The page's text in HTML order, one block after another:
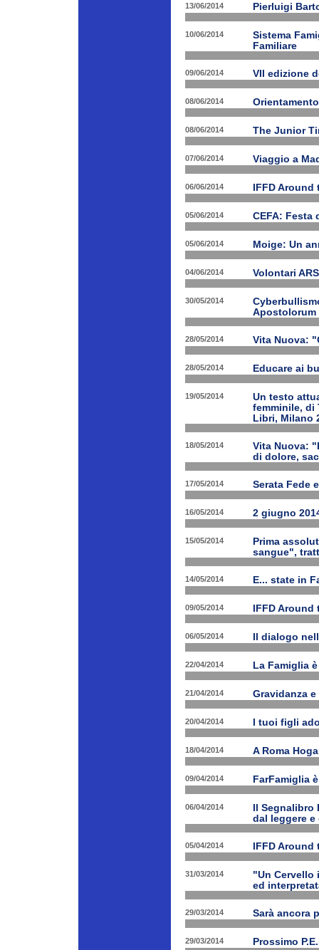
13/06/2014 Pierluigi
10/06/2014
Sistema
Familiare
09/06/2014 VII edizione
08/06/2014
08/06/2014 The Junior
07/06/2014 Viaggio a
06/06/2014 IFFD
05/06/2014 CEFA: Festa
05/06/2014 Moige: Un
04/06/2014 Volontari
30/05/2014
Apostolorum
28/05/2014 Vita Nuova:
28/05/2014 Educare ai
19/05/2014
Un testo
femminile, di
Libri, Milano
18/05/2014
Vita Nuova:
di dolore,
17/05/2014 Serata Fede
16/05/2014 2 giugno
15/05/2014
Prima
sangue",
14/05/2014 E... state in
09/05/2014 IFFD
06/05/2014 Il dialogo
22/04/2014 La Famiglia
21/04/2014 Gravidanza
20/04/2014 I tuoi figli
18/04/2014 A Roma
09/04/2014 FarFamiglia
06/04/2014
Il
dal leggere
05/04/2014 IFFD
31/03/2014
"Un Cervello
ed
29/03/2014 Sarà ancora
29/03/2014 Prossimo